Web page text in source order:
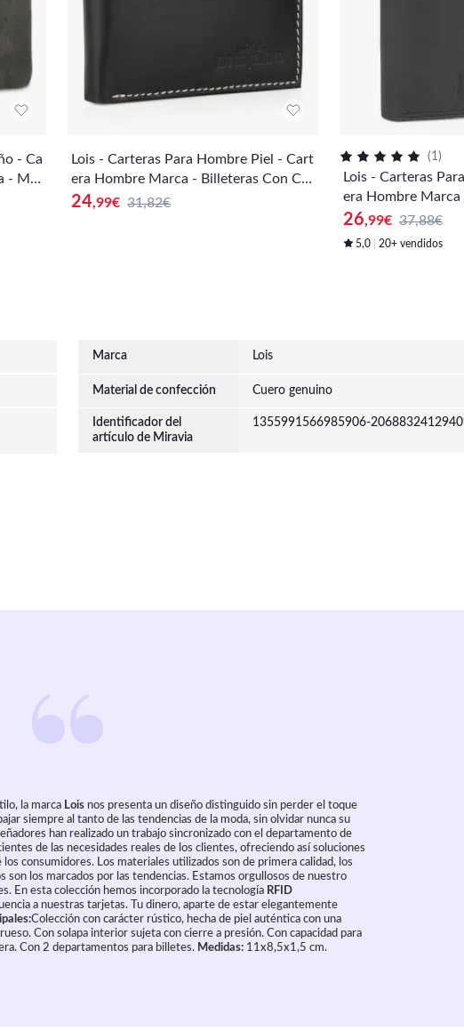
- Ca
- Mo
Lois - Carteras Para Hombre Piel - Cart
era Hombre Marca - Billeteras Con Co
mpartimento Para Tarjetas - Monedero
24,99€ 31,82€
(1)
Lois - Carteras
era Hombre Marca
n Compartimento
dero Piel Autentica
26,99€ 37,88€
5,0 20+ vendidos
Marca Lois
Material de confección Cuero genuino
Identificador del
artículo de Miravia
1355991566985906-
la marca Lois nos presenta un diseño distinguido sin perder el toque
siempre al tanto de las tendencias de la moda, sin olvidar nunca su
han realizado un trabajo sincronizado con el departamento de
de las necesidades reales de los clientes, ofreciendo así soluciones
consumidores. Los materiales utilizados son de primera calidad, los
son los marcados por las tendencias. Estamos orgullosos de nuestro
En esta colección hemos incorporado la tecnología RFID
a nuestras tarjetas. Tu dinero, aparte de estar elegantemente
Colección con carácter rústico, hecha de piel auténtica con una
Con solapa interior sujeta con cierre a presión. Con capacidad para
Con 2 departamentos para billetes. Medidas: 11x8,5x1,5 cm.